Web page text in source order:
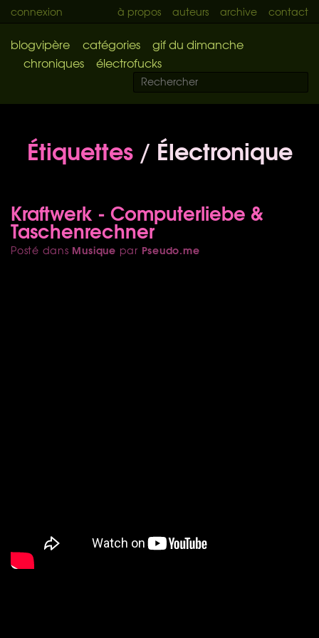
connexion à propos auteurs archive contact
blogvipère catégories
gif du dimanche
chroniques
électrofucks
Étiquettes/ Électronique
Kraftwerk - Computerliebe &
Taschenrechner
Posté dans Musique par Pseudo.me